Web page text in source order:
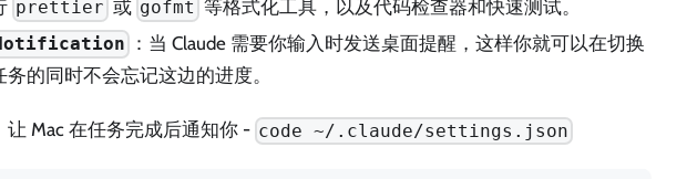
prettier 或 gofmt 等格式化工具，以及代码检查器和快速测试。
：当 Claude 需要你输入时发送桌面提醒，这样你就可以在切换
务的同时不会忘记这边的进度。
让 Mac 在任务完成后通知你 - code ~/.claude/settings.json